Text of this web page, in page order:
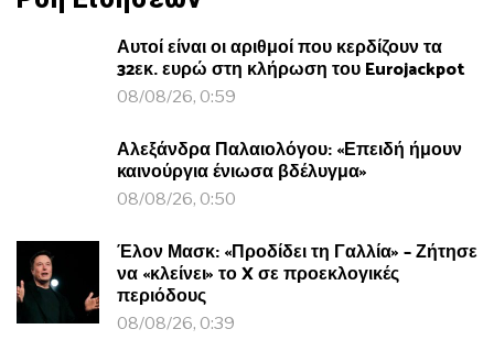
Αυτοί είναι οι αριθμοί που κερδίζουν τα
32εκ. ευρώ στη κλήρωση του Eurojackpot
08/08/26, 0:59
Αλεξάνδρα Παλαιολόγου: «Επειδή ήμουν
καινούργια ένιωσα βδέλυγμα»
08/08/26, 0:50
Έλον Μασκ: «Προδίδει τη Γαλλία» – Ζήτησε
να «κλείνει» το X σε προεκλογικές
περιόδους
08/08/26, 0:39